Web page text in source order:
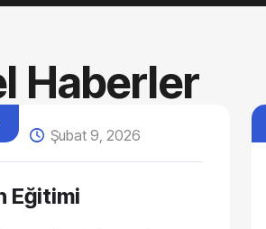
Haberler
Şubat 9, 2026
Eğitimi